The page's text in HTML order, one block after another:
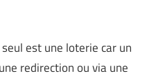
est une loterie car un
redirection ou via une